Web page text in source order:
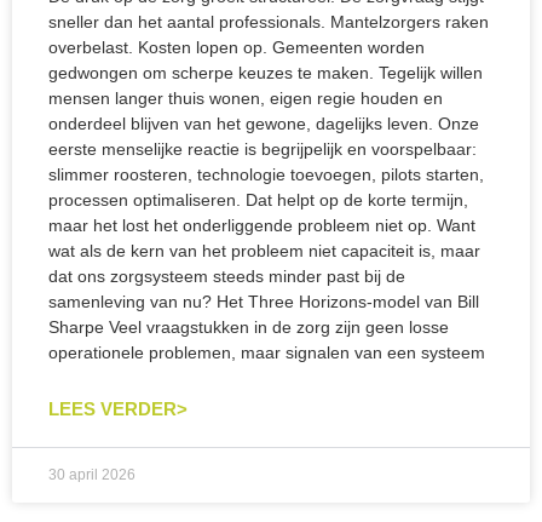
sneller dan het aantal professionals. Mantelzorgers raken
overbelast. Kosten lopen op. Gemeenten worden
gedwongen om scherpe keuzes te maken. Tegelijk willen
mensen langer thuis wonen, eigen regie houden en
onderdeel blijven van het gewone, dagelijks leven. Onze
eerste menselijke reactie is begrijpelijk en voorspelbaar:
slimmer roosteren, technologie toevoegen, pilots starten,
processen optimaliseren. Dat helpt op de korte termijn,
maar het lost het onderliggende probleem niet op. Want
wat als de kern van het probleem niet capaciteit is, maar
dat ons zorgsysteem steeds minder past bij de
samenleving van nu? Het Three Horizons-model van Bill
Sharpe Veel vraagstukken in de zorg zijn geen losse
operationele problemen, maar signalen van een systeem
LEES VERDER>
30 april 2026